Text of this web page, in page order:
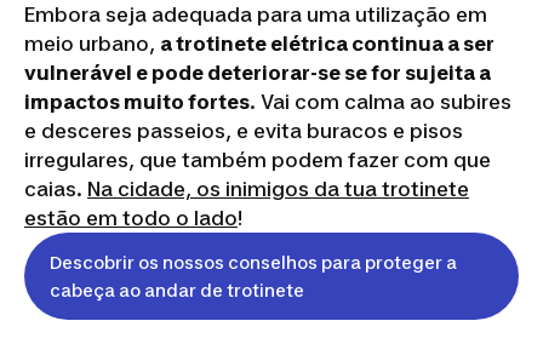
Embora seja adequada para uma utilização em
meio urbano, a trotinete elétrica continua a ser
vulnerável e pode deteriorar-se se for sujeita a
impactos muito fortes. Vai com calma ao subires
e desceres passeios, e evita buracos e pisos
irregulares, que também podem fazer com que
caias. Na cidade, os inimigos da tua trotinete
estão em todo o lado!
Descobrir os nossos conselhos para proteger a
cabeça ao andar de trotinete